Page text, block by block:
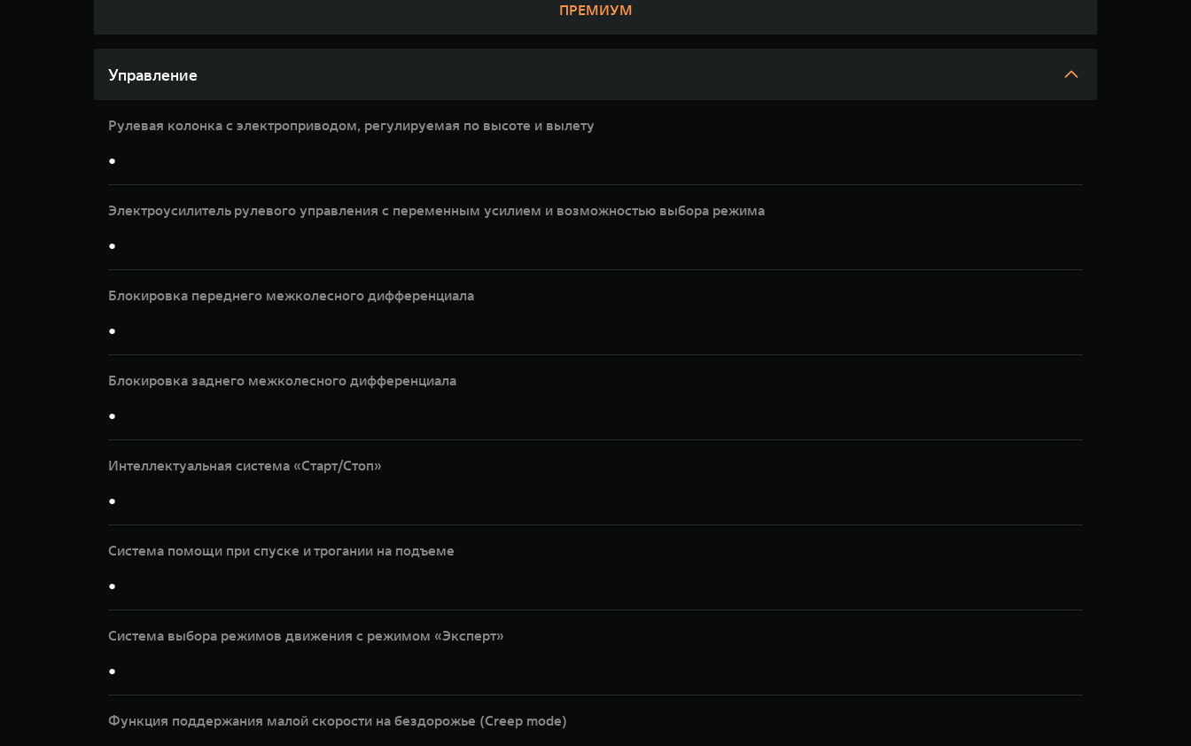
ПРЕМИУМ
Управление
Рулевая колонка с электроприводом, регулируемая по высоте и вылету
●
Электроусилитель рулевого управления с переменным усилием и возможностью выбора режима
●
Блокировка переднего межколесного дифференциала
●
Блокировка заднего межколесного дифференциала
●
Интеллектуальная система «Старт/Стоп»
●
Система помощи при спуске и трогании на подъеме
●
Система выбора режимов движения с режимом «Эксперт»
●
Функция поддержания малой скорости на бездорожье (Creep mode)